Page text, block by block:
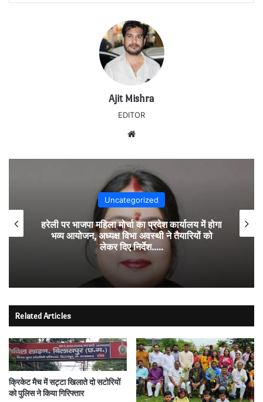
Ajit Mishra
EDITOR
Uncategorized
हरेली पर भाजपा महिला मोर्चा का प्रदेश कार्यालय में होगा
भव्य आयोजन, अध्यक्ष विभा अवस्थी ने तैयारियों को
लेकर दिए निर्देश…..
Related Articles
क्रिकेट मैच में सट्टा खिलाते दो सटोरियों
को पुलिस ने किया गिरिफ्तार